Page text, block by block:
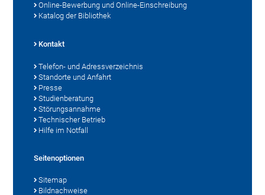
Online-Bewerbung und Online-Einschreibung
Katalog der Bibliothek
Kontakt
Telefon- und Adressverzeichnis
Standorte und Anfahrt
Presse
Studienberatung
Störungsannahme
Technischer Betrieb
Hilfe im Notfall
Seitenoptionen
Sitemap
Bildnachweise